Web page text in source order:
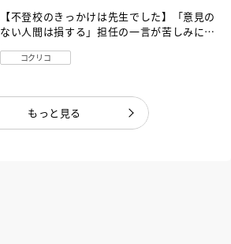
【不登校のきっかけは先生でした】「意見の
ない人間は損する」担任の一言が苦しみに…
コクリコ
もっと見る